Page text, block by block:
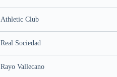
Athletic Club
Real Sociedad
Rayo Vallecano